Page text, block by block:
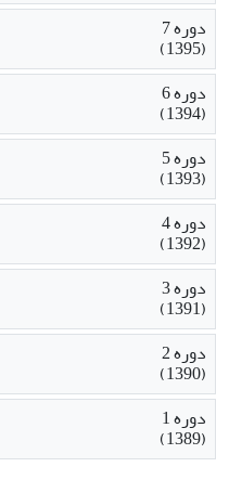
دوره 7
(1395)
دوره 6
(1394)
دوره 5
(1393)
دوره 4
(1392)
دوره 3
(1391)
دوره 2
(1390)
دوره 1
(1389)